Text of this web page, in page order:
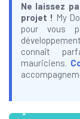
Ne laissez
projet ! My
pour vous
connaît
mauriciens.